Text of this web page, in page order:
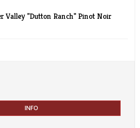
Valley "Dutton Ranch" Pinot Noir
INFO